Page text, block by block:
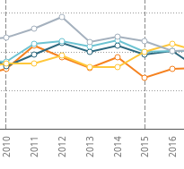
2010 2011 2012 2013 2014 2015 2016